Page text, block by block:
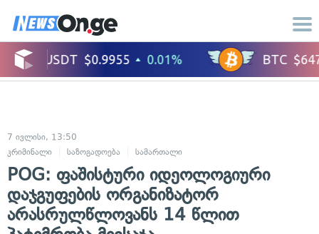
7 ივლისი, 13:50
კრიმინალი
საზოგადოება სამართალი
POG: ფაშისტური იდეოლოგიური
დაჯგუფების ორგანიზატორ
არასრულწლოვანს 14 წლით